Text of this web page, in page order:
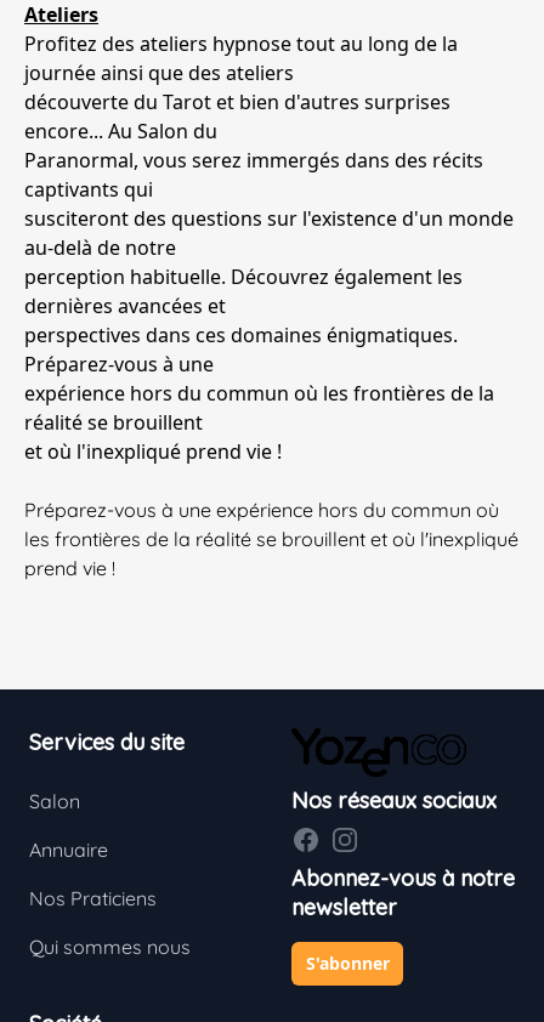
Ateliers
Profitez des ateliers hypnose tout au long de la
journée ainsi que des ateliers
découverte du Tarot et bien d'autres surprises
encore... Au Salon du
Paranormal, vous serez immergés dans des récits
captivants qui
susciteront des questions sur l'existence d'un monde
au-delà de notre
perception habituelle. Découvrez également les
dernières avancées et
perspectives dans ces domaines énigmatiques.
Préparez-vous à une
expérience hors du commun où les frontières de la
réalité se brouillent
et où l'inexpliqué prend vie !
Préparez-vous à une expérience hors du commun où
les frontières de la réalité se brouillent et où l'inexpliqué
prend vie !
Services du site
Salon
Annuaire
Nos Praticiens
Qui sommes nous
Nos réseaux sociaux
FacebookInstagram
Abonnez-vous à notre
newsletter
S'abonner